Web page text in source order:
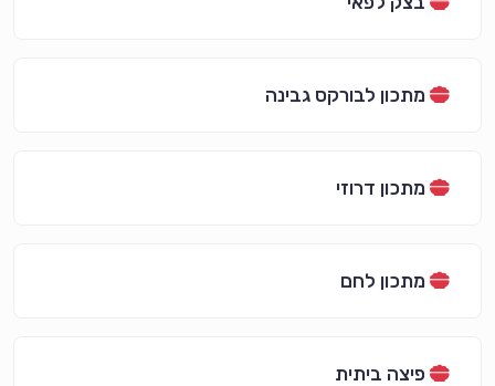
מתכון לבורקס גבינה
מתכון דרוזי
מתכון לחם
פיצה ביתית